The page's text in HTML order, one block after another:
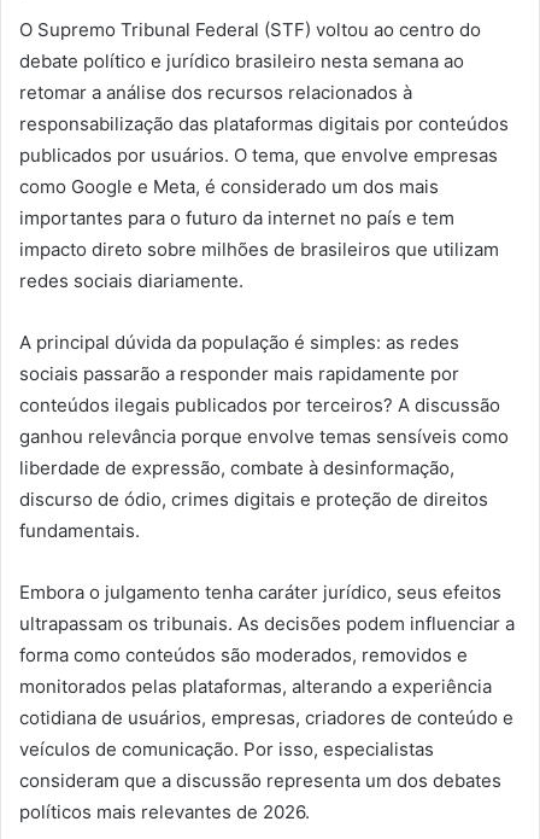
O Supremo Tribunal Federal (STF) voltou ao centro do
debate político e jurídico brasileiro nesta semana ao
retomar a análise dos recursos relacionados à
responsabilização das plataformas digitais por conteúdos
publicados por usuários. O tema, que envolve empresas
como Google e Meta, é considerado um dos mais
importantes para o futuro da internet no país e tem
impacto direto sobre milhões de brasileiros que utilizam
redes sociais diariamente.
A principal dúvida da população é simples: as redes
sociais passarão a responder mais rapidamente por
conteúdos ilegais publicados por terceiros? A discussão
ganhou relevância porque envolve temas sensíveis como
liberdade de expressão, combate à desinformação,
discurso de ódio, crimes digitais e proteção de direitos
fundamentais.
Embora o julgamento tenha caráter jurídico, seus efeitos
ultrapassam os tribunais. As decisões podem influenciar a
forma como conteúdos são moderados, removidos e
monitorados pelas plataformas, alterando a experiência
cotidiana de usuários, empresas, criadores de conteúdo e
veículos de comunicação. Por isso, especialistas
consideram que a discussão representa um dos debates
políticos mais relevantes de 2026.